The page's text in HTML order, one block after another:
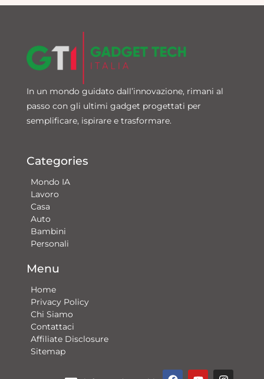
In un mondo guidato dall’innovazione, rimani al
passo con gli ultimi gadget progettati per
semplificare, ispirare e trasformare.
Categories
Mondo IA
Lavoro
Casa
Auto
Bambini
Personali
Menu
Home
Privacy Policy
Chi Siamo
Contattaci​
Affiliate Disclosure
Sitemap
F
Y
I
G